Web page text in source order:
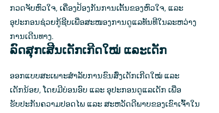
ກວດຈັບຫົວໃຈ, ເຄື່ອງປ້ອງກັນການເຕັ້ນຂອງຫົວໃຈ, ແລະ
ອຸປະກອນຊ່ວຍກູ້ຊີບເພື່ອສະໜອງການດູແລທັນທີໃນລະຫວ່າງ
ການເດີນທາງ.
ລົດສຸກເສີນເດັກເກີດໃໝ່ ແລະເດັກ
ອອກແບບສະເພາະສຳລັບການຂົນສົ່ງເດັກເກີດໃໝ່ ແລະ
ເດັກນ້ອຍ, ໂດຍມີບ່ອນອົບ ແລະ ອຸປະກອນດູແລເດັກ ເພື່ອ
ຮັບປະກັນຄວາມປອດໄພ ແລະ ສະຫວັດດີພາບຂອງເຂົາເຈົ້າໃນ